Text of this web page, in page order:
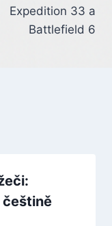
Expedition 33 a
Battlefield 6
češtině